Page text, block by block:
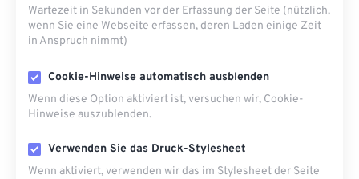
Wartezeit in Sekunden vor der Erfassung der Seite (nützlich,
wenn Sie eine Webseite erfassen, deren Laden einige Zeit
in Anspruch nimmt)
Cookie-Hinweise automatisch ausblenden
Wenn diese Option aktiviert ist, versuchen wir, Cookie-
Hinweise auszublenden.
Verwenden Sie das Druck-Stylesheet
Wenn aktiviert, verwenden wir das im Stylesheet der Seite